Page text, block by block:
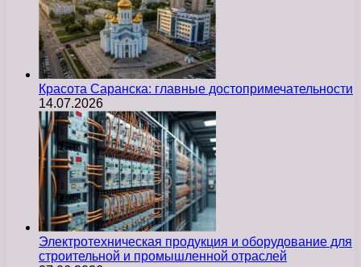
Красота Саранска: главные достопримечательности
14.07.2026
Электротехническая продукция и оборудование для
строительной и промышленной отраслей